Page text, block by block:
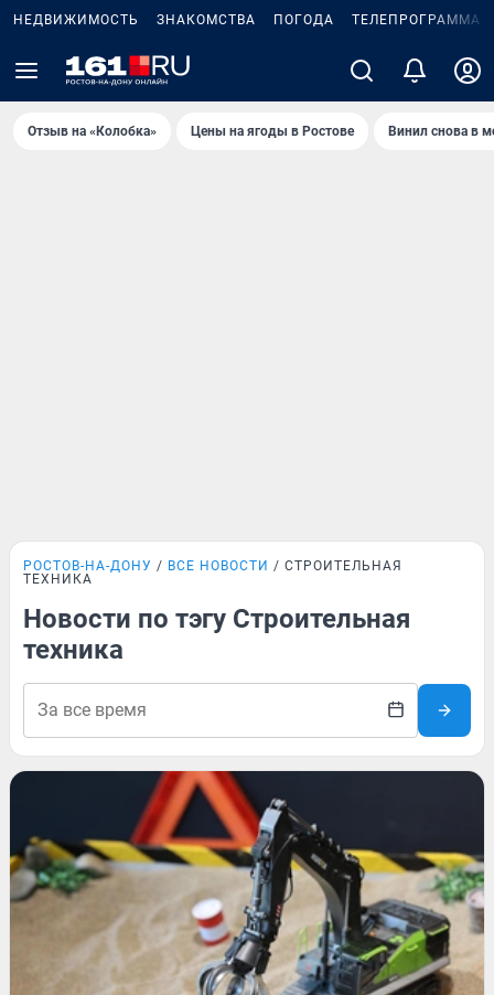
НЕДВИЖИМОСТЬ ЗНАКОМСТВА ПОГОДА ТЕЛЕПРОГРАММА
Отзыв на «Колобка» Цены на ягоды в Ростове Винил снова в
РОСТОВ-НА-ДОНУ ВСЕ НОВОСТИ
СТРОИТЕЛЬНАЯ
ТЕХНИКА
Новости по тэгу Строительная
техника